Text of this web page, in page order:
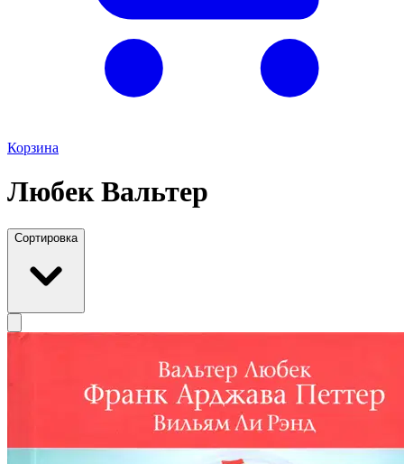
Корзина
Любек Вальтер
Сортировка